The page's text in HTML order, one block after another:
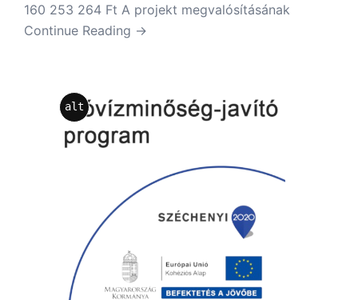
160 253 264 Ft A projekt megvalósításának
Continue Reading →
alt